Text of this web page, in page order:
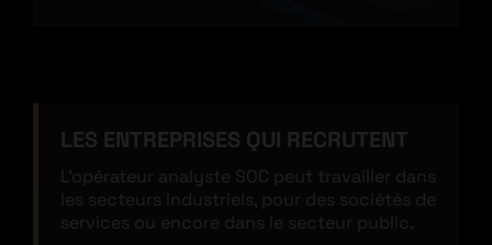
LES ENTREPRISES QUI RECRUTENT
L’opérateur analyste SOC peut travailler dans
les secteurs industriels, pour des sociétés de
services ou encore dans le secteur public.